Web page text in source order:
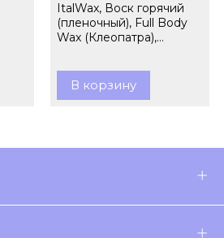
ItalWax, Воск горячий
(пленочный), Full Body
Wax (Клеопатра),
В корзину